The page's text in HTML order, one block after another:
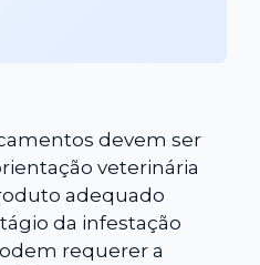
devem ser
veterinária
adequado
da infestação
requerer a